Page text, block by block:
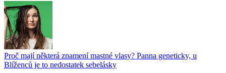
Proč mají některá znamení mastné vlasy? Panna geneticky, u
Blíženců je to nedostatek sebelásky